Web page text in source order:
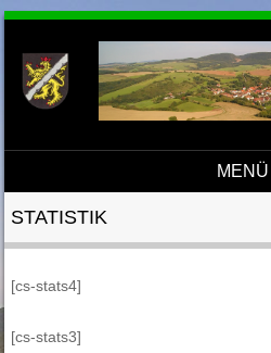
MENÜ
Direkt zum Inhalt
STATISTIK
[cs-stats4]
[cs-stats3]